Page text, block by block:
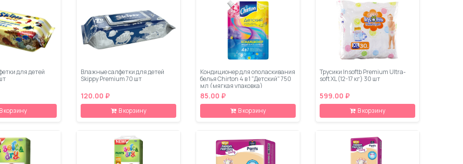
для детей
В корзину
Влажные салфетки для детей
Skippy Premium 70 шт
120.00 ₽
В корзину
Кондиционер для ополаскивания
белья Chirton 4 в 1 "Детский" 750
мл (мягкая упаковка)
85.00 ₽
В корзину
Трусики Insoftb Premium Ultra-
soft XL (12-17 кг) 30 шт
599.00 ₽
В корзину